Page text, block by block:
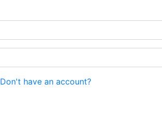
Don't have an account?